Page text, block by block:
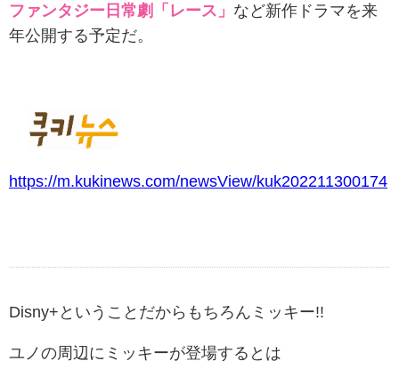
ファンタジー日常劇「レース」 など新作ドラマを来
年公開する予定だ。
https://m.kukinews.com/newsView/kuk202211300174
Disny+ということだからもちろんミッキー!!
ユノの周辺にミッキーが登場するとは